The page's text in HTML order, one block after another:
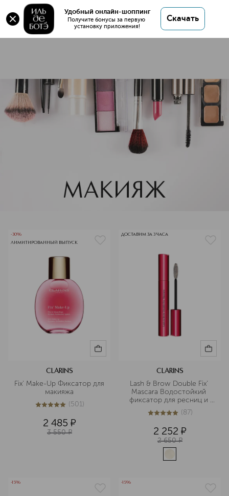
Удобный онлайн-шоппинг
Получите бонусы за первую
установку приложения!
Скачать
Фиксаторы макияжа
17 товаров
Фиксаторы макияжа
-30%
ЛИМИТИРОВАННЫЙ ВЫПУСК
CLARINS
Fix' Make-Up Фиксатор для
макияжа
5из 5501 (501)
2 485 ¤
3 550 ¤
ДОСТАВИМ ЗА 3 ЧАСА
CLARINS
Lash & Brow Double Fix’
Mascara Водостойкий
фиксатор для ресниц и
бровей
4.9из587 (87)
2 252 ¤
2 650 ¤
-15% -15%